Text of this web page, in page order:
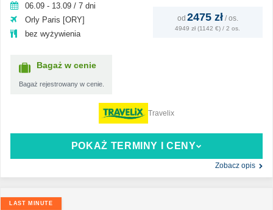
06.09 - 13.09 / 7 dni
Orly Paris [ORY]
bez wyżywienia
Bagaż w cenie
Bagaż rejestrowany w cenie.
od 2475 zł / os.
4949 zł (1142 €) / 2 os.
POKAŻ TERMINY I CENY
Zobacz opis
Travelix
LAST MINUTE